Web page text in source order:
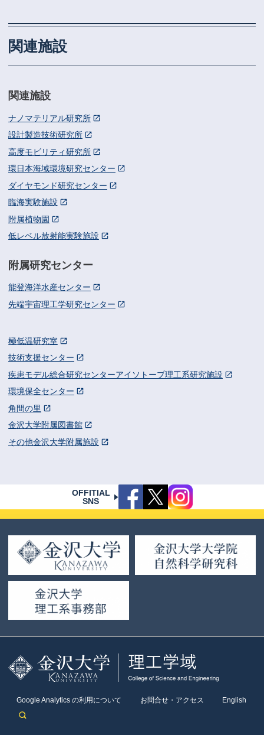
関連施設
関連施設
ナノマテリアル研究所
設計製造技術研究所
高度モビリティ研究所
環日本海域環境研究センター
ダイヤモンド研究センター
臨海実験施設
附属植物園
低レベル放射能実験施設
附属研究センター
能登海洋水産センター
先端宇宙理工学研究センター
極低温研究室
技術支援センター
疾患モデル総合研究センターアイソトープ理工系研究施設
環境保全センター
角間の里
金沢大学附属図書館
その他金沢大学附属施設
OFFITIAL
SNS
Google Analytics の利用について お問合せ・アクセス English